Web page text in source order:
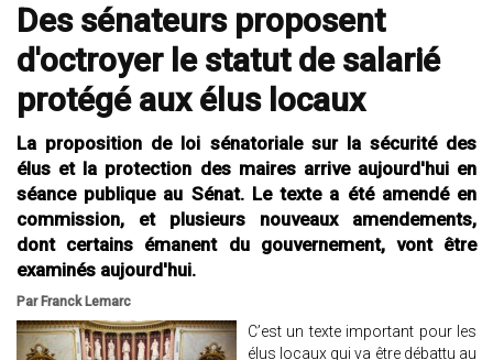
Des sénateurs proposent
d'octroyer le statut de salarié
protégé aux élus locaux
La proposition de loi sénatoriale sur la sécurité des
élus et la protection des maires arrive aujourd'hui en
séance publique au Sénat. Le texte a été amendé en
commission, et plusieurs nouveaux amendements,
dont certains émanent du gouvernement, vont être
examinés aujourd'hui.
Par Franck Lemarc
C’est un texte important pour les
élus locaux qui va être débattu au